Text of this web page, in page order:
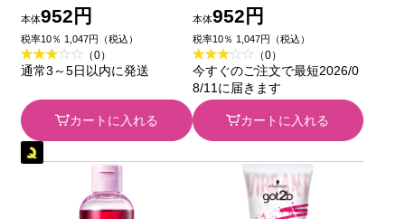
花王 (医薬部外品)
本体952円
税率10％ 1,047円（税込）
（0）
通常3～5日以内に発送
カートに入れる
Ｌ 花王 (医薬部外品)
本体952円
税率10％ 1,047円（税込）
（0）
今すぐのご注文で最短2026/0
8/11に届きます
カートに入れる